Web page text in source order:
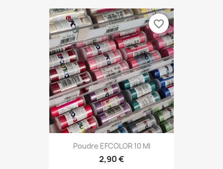
Poudre EFCOLOR 10 Ml
2,90 €
favorite_border